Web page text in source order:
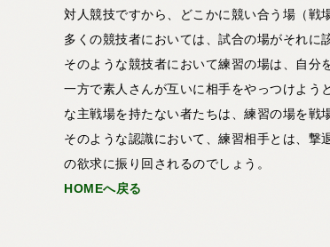
対人競技ですから、どこかに競い合う場（戦
多くの競技者においては、試合の場がそれに
そのような競技者において練習の場は、自分
一方で素人さんが互いに相手をやっつけよう
な主戦場を持たない者たちは、練習の場を戦
そのような認識において、練習相手とは、
の欲求に振り回されるのでしょう。
HOMEへ戻る